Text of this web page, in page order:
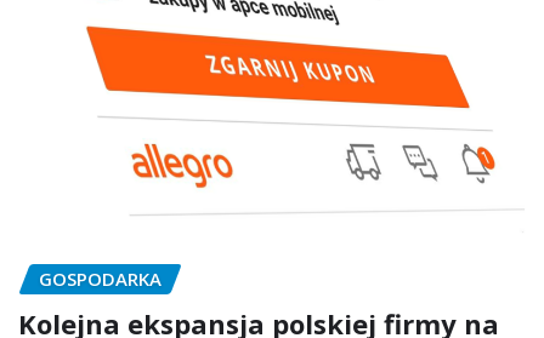
GOSPODARKA
Kolejna ekspansja polskiej firmy na